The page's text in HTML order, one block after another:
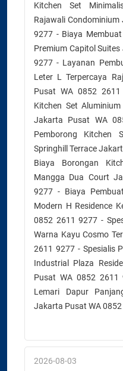
Kitchen Set
Rajawali
9277 - Biaya
Premium Capitol
9277 - Layanan
Leter L Terpercaya
Pusat WA 0852
Kitchen Set
Jakarta Pusat WA
Pemborong Kitchen
Springhill Terrace
Biaya Borongan
Mangga Dua Court
9277 - Biaya
Modern H Residence
0852 2611 9277 -
Warna Kayu Cosmo
2611 9277 - Spesialis
Industrial Plaza
Pusat WA 0852 2611
Lemari Dapur
Jakarta Pusat WA
2026-08-03